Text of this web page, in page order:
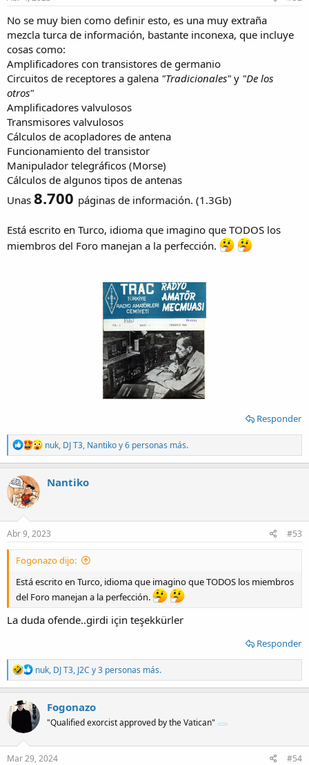
No se muy bien como definir esto, es una muy extraña
mezcla turca de información, bastante inconexa, que incluye
cosas como:
Amplificadores con transistores de germanio
Circuitos de receptores a galena "Tradicionales" y "De los
otros"
Amplificadores valvulosos
Transmisores valvulosos
Cálculos de acopladores de antena
Funcionamiento del transistor
Manipulador telegráficos (Morse)
Cálculos de algunos tipos de antenas
Unas 8.700 páginas de información. (1.3Gb)
Está escrito en Turco, idioma que imagino que TODOS los
miembros del Foro manejan a la perfección.
Responder
R
e
a
c
n
s
nuk, DJ T3, Nantikoy 6 personas más.
Nantiko
Abr 9, 2023 #53
Fogonazo dijo:
Está escrito en Turco, idioma que imagino que TODOS los miembros
del Foro manejan a la perfección.
La duda ofende..girdi için teşekkürler
Responder
R
e
a
c
t
i
n
nuk, DJ T3, J2C y 3 personas más.
Fogonazo
"Qualified exorcist approved by the Vatican"
Mar 29, 2024 #54